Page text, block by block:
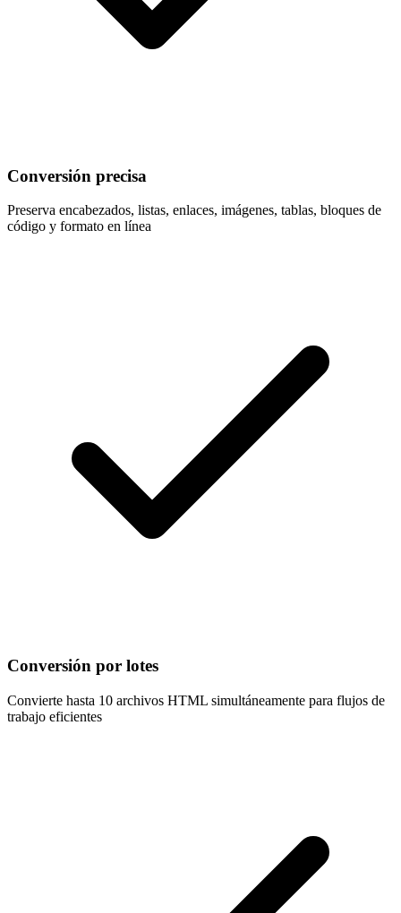
Conversión precisa
Preserva encabezados, listas, enlaces, imágenes, tablas, bloques de
código y formato en línea
Conversión por lotes
Convierte hasta 10 archivos HTML simultáneamente para flujos de
trabajo eficientes